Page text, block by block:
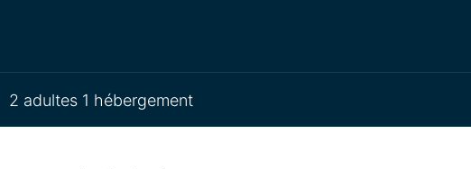
2 adultes 1 hébergement